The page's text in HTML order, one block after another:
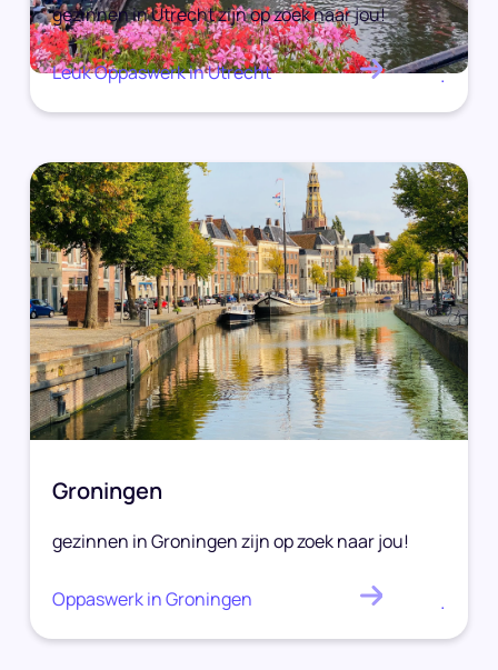
gezinnen in Utrecht zijn op zoek naar jou!
Leuk Oppaswerk in Utrecht .
Groningen
gezinnen in Groningen zijn op zoek naar jou!
Oppaswerk in Groningen .